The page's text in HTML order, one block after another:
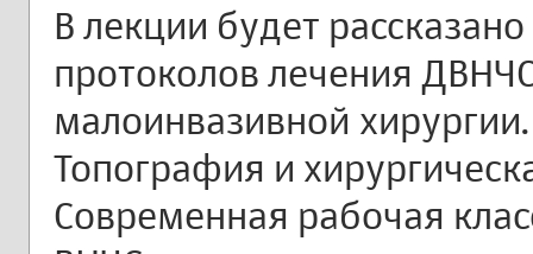
В лекции будет
протоколов лечения
малоинвазивной хирургии.
Топография и
Современная рабочая